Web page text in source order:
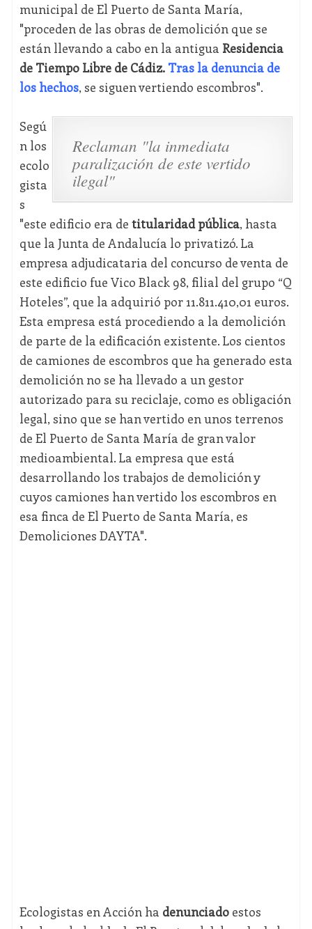
municipal de El Puerto de Santa María,
"proceden de las obras de demolición que se
están llevando a cabo en la antigua Residencia
de Tiempo Libre de Cádiz. Tras la denuncia de
los hechos, se siguen vertiendo escombros".
Reclaman "la inmediata
paralización de este vertido
ilegal"
Segú
n los
ecolo
gista
s
"este edificio era de titularidad pública, hasta
que la Junta de Andalucía lo privatizó. La
empresa adjudicataria del concurso de venta de
este edificio fue Vico Black 98, filial del grupo “Q
Hoteles”, que la adquirió por 11.811.410,01 euros.
Esta empresa está procediendo a la demolición
de parte de la edificación existente. Los cientos
de camiones de escombros que ha generado esta
demolición no se ha llevado a un gestor
autorizado para su reciclaje, como es obligación
legal, sino que se han vertido en unos terrenos
de El Puerto de Santa María de gran valor
medioambiental. La empresa que está
desarrollando los trabajos de demolición y
cuyos camiones han vertido los escombros en
esa finca de El Puerto de Santa María, es
Demoliciones DAYTA".
Ecologistas en Acción ha denunciadoestos